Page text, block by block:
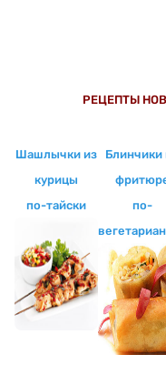
РЕЦЕПТЫ
Шашлычки из
курицы
по-тайски
Блинчики
по-